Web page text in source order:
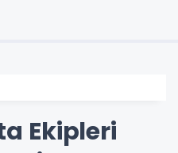
Ekipleri